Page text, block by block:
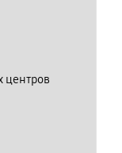
центров